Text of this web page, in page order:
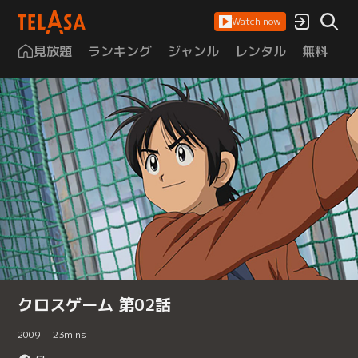
Watch now
見放題 ランキング ジャンル レンタル 無料
クロスゲーム 第02話
2009 23mins